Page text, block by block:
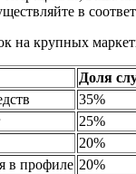
в
на крупных
Доля
35%
25%
20%
в профиле 20%